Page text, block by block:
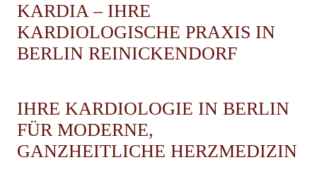
KARDIA – IHRE
KARDIOLOGISCHE PRAXIS IN
BERLIN REINICKENDORF
IHRE KARDIOLOGIE IN BERLIN
FÜR MODERNE,
GANZHEITLICHE HERZMEDIZIN